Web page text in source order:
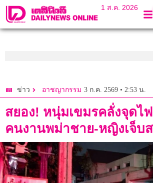
1 ส.ค. 2026
ข่าว อาชญากรรม 3 ก.ค. 2569 • 2:53 น.
สยอง! หนุ่มเขมรคลั่งจุดไฟ
คนงานพม่าชาย-หญิงเจ็บ